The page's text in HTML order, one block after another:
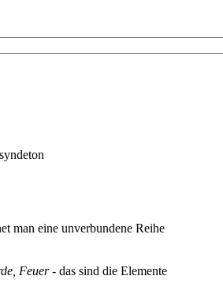
man eine unverbundene Reihe
Feuer- das sind die Elemente